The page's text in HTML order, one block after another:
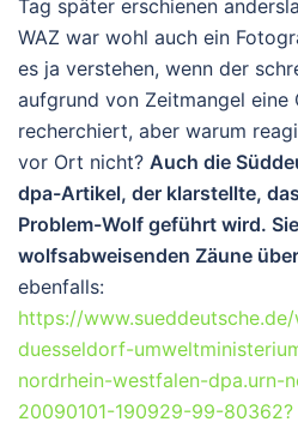
Tag später erschienen
WAZ war wohl auch ein
es ja verstehen, wenn der
aufgrund von Zeitmangel eine
recherchiert, aber warum
vor Ort nicht? Auch die
dpa-Artikel, der klarstellte,
Problem-Wolf geführt wird.
wolfsabweisenden Zäune
ebenfalls:
https://
duesseldorf-
nordrhein-westfalen-dpa.urn-
20090101-190929-99-80362?